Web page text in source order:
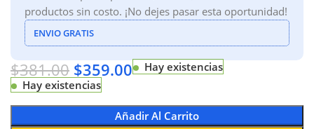
productos sin costo. ¡No dejes pasar esta oportunidad!
ENVIO GRATIS
$381.00 $359.00
Hay existencias
Hay existencias
Añadir Al Carrito